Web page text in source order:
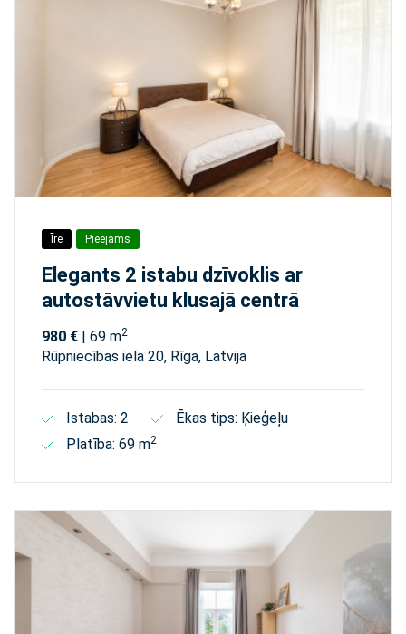
Īre Pieejams
Elegants 2 istabu dzīvoklis ar
autostāvvietu klusajā centrā
980 € | 69 m2
Rūpniecības iela 20, Rīga, Latvija
Istabas: 2
Ēkas tips: Ķieģeļu
Platība: 69 m2